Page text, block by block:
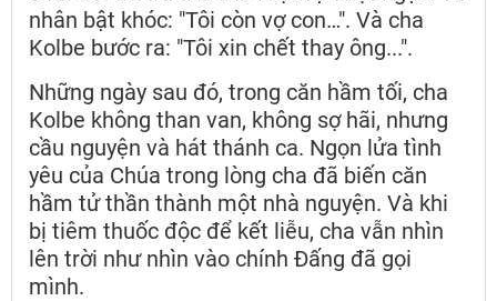
nhân bật khóc: "Tôi còn vợ con…". Và cha
Kolbe bước ra: "Tôi xin chết thay ông...".
Những ngày sau đó, trong căn hầm tối, cha
Kolbe không than van, không sợ hãi, nhưng
cầu nguyện và hát thánh ca. Ngọn lửa tình
yêu của Chúa trong lòng cha đã biến căn
hầm tử thần thành một nhà nguyện. Và khi
bị tiêm thuốc độc để kết liễu, cha vẫn nhìn
lên trời như nhìn vào chính Đấng đã gọi
mình.